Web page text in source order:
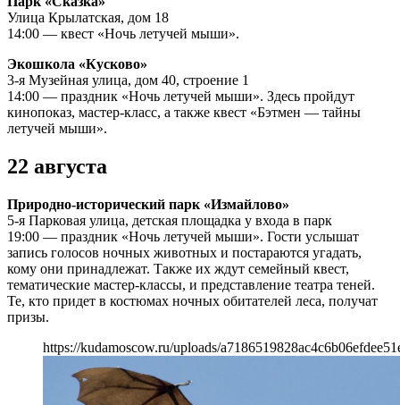
Улица Крылатская, дом 18
14:00 — квест «Ночь летучей мыши».
Экошкола «Кусково»
3-я Музейная улица, дом 40, строение 1
14:00 — праздник «Ночь летучей мыши». Здесь пройдут
кинопоказ, мастер-класс, а также квест «Бэтмен — тайны
летучей мыши».
22 августа
Природно-исторический парк «Измайлово»
5-я Парковая улица, детская площадка у входа в парк
19:00 — праздник «Ночь летучей мыши». Гости услышат
запись голосов ночных животных и постараются угадать,
кому они принадлежат. Также их ждут семейный квест,
тематические мастер-классы, и представление театра теней.
Те, кто придет в костюмах ночных обитателей леса, получат
призы.
https://kudamoscow.ru/uploads/